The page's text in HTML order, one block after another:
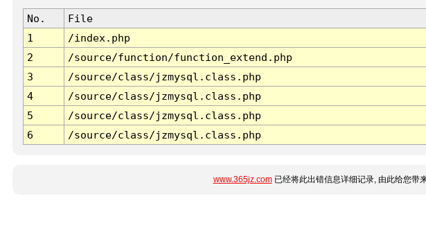
No. File
1
/index.php
2
/source/function/function_extend.php
3
/source/class/jzmysql.class.php
4
/source/class/jzmysql.class.php
5
/source/class/jzmysql.class.php
6
/source/class/jzmysql.class.php
www.365jz.com已经将此出错信息详细记录, 由此给您带